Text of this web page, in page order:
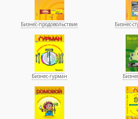
Бизнес-продовольствие Бизнес-
Бизнес-гурман